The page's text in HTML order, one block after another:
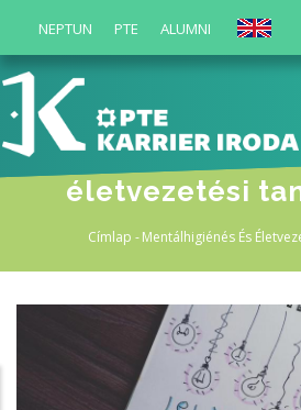
tartalomra
NEPTUN PTE ALUMNI English
életvezetési
Címlap - Mentálhigiénés És